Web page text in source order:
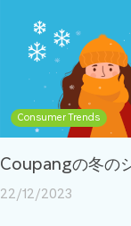
Consumer Trends
Coupangの冬の
22/12/2023